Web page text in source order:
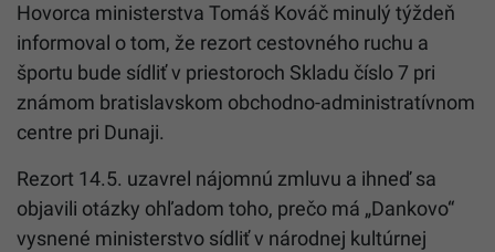
Hovorca ministerstva Tomáš Kováč minulý týždeň
informoval o tom, že rezort cestovného ruchu a
športu bude sídliť v priestoroch Skladu číslo 7 pri
známom bratislavskom obchodno-administratívnom
centre pri Dunaji.
Rezort 14.5. uzavrel nájomnú zmluvu a ihneď sa
objavili otázky ohľadom toho, prečo má „Dankovo“
vysnené ministerstvo sídliť v národnej kultúrnej